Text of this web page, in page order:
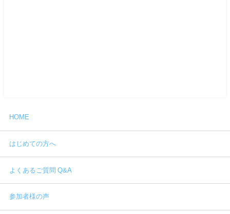
HOME
はじめての方へ
よくあるご質問 Q&A
参加者様の声